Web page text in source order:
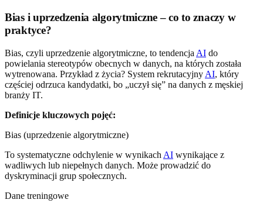
Bias i uprzedzenia algorytmiczne – co to znaczy w
praktyce?
Bias, czyli uprzedzenie algorytmiczne, to tendencja AI do
powielania stereotypów obecnych w danych, na których została
wytrenowana. Przykład z życia? System rekrutacyjny AI, który
częściej odrzuca kandydatki, bo „uczył się” na danych z męskiej
branży IT.
Definicje kluczowych pojęć:
Bias (uprzedzenie algorytmiczne)
To systematyczne odchylenie w wynikach AI wynikające z
wadliwych lub niepełnych danych. Może prowadzić do
dyskryminacji grup społecznych.
Dane treningowe